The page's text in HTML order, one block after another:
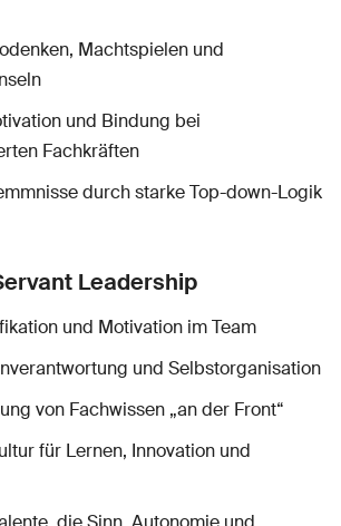
Machtspielen und
und Bindung bei
Fachkräften
durch starke Top-down-Logik
Leadership
und Motivation im Team
und Selbstorganisation
von Fachwissen „an der Front“
für Lernen, Innovation und